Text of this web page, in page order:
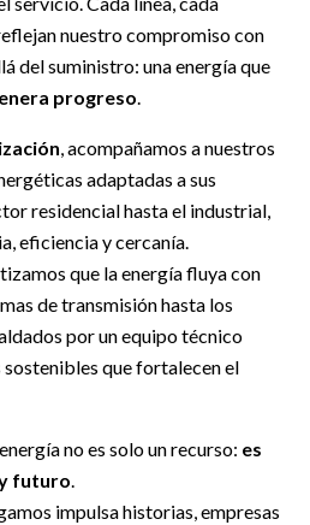
nuestro compromiso con
del suministro: una energía que
progreso.
, acompañamos a nuestros
adaptadas a sus
residencial hasta el industrial,
eficiencia y cercanía.
que la energía fluya con
de transmisión hasta los
por un equipo técnico
que fortalecen el
no es solo un recurso: es
futuro.
impulsa historias, empresas